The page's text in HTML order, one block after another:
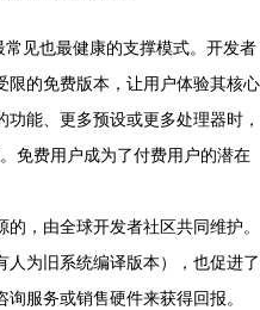
常见也最健康的支撑模式。开发者
限的免费版本，让用户体验其核心
能、更多预设或更多处理器时，
免费用户成为了付费用户的潜在
的，由全球开发者社区共同维护。
为旧系统编译版本），也促进了
服务或销售硬件来获得回报。